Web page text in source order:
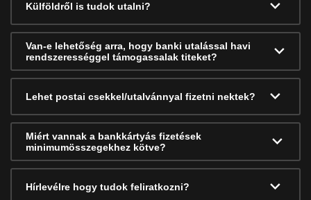
Külföldről is tudok utalni?
Van-e lehetőség arra, hogy banki utalással havi
rendszerességgel támogassalak titeket?
Lehet postai csekkel/utalvánnyal fizetni nektek?
Miért vannak a bankkártyás fizetések
minimumösszegekhez kötve?
Hírlevélre hogy tudok feliratkozni?